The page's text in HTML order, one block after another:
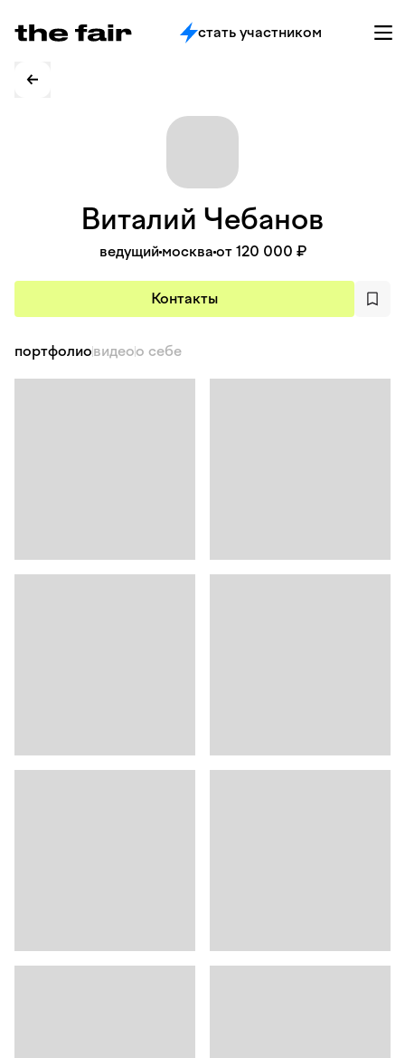
стать участником
Виталий Чебанов
ведущиймоскваот 120 000 ₽
Контакты
портфолиовидеоо себе